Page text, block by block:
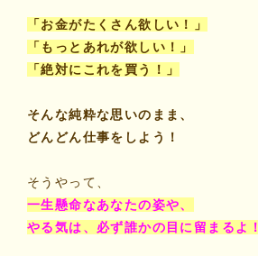
「お金がたくさん欲しい！」
「もっとあれが欲しい！」
「絶対にこれを買う！」
そんな純粋な思いのまま、
どんどん仕事をしよう！
そうやって、
一生懸命なあなたの姿や、
やる気は、必ず誰かの目に留まるよ！